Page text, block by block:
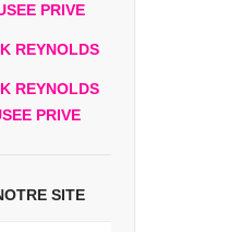
PRIVE
REYNOLDS
REYNOLDS
PRIVE
SITE